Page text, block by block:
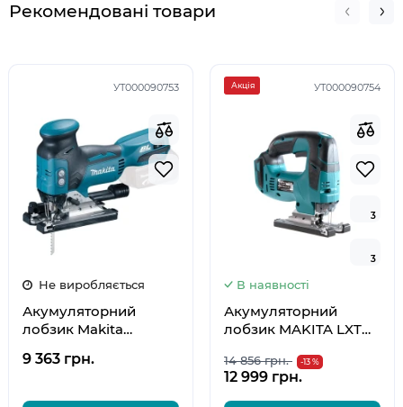
Рекомендовані товари
УТ000090753
Не виробляється
Акумуляторний
лобзик Makita
9 363 грн.
УТ000090754
Акція
3
3
3
3
В наявності
Акумуляторний
лобзик MAKITA LXT
14 856 грн. -13 %
12 999 грн.